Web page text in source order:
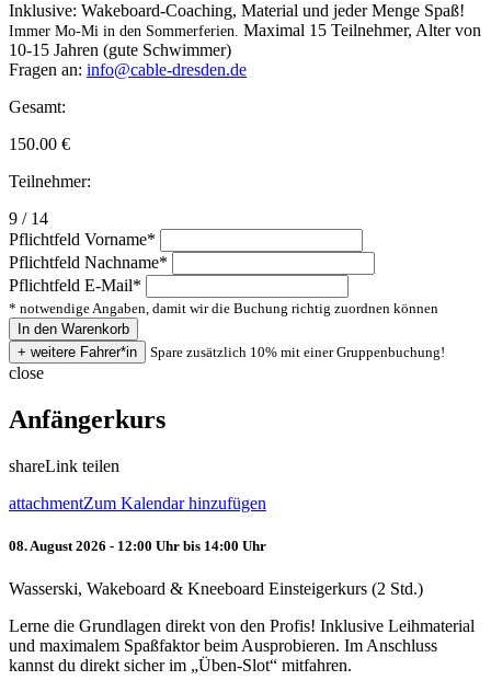
Inklusive: Wakeboard-Coaching, Material und jeder Menge Spaß!
Immer Mo-Mi in den Sommerferien. Maximal 15 Teilnehmer, Alter von
10-15 Jahren (gute Schwimmer)
Fragen an: info@cable-dresden.de
Gesamt:
150.00 €
Teilnehmer:
9 / 14
Pflichtfeld Vorname*
Pflichtfeld Nachname*
Pflichtfeld E-Mail*
* notwendige Angaben, damit wir die Buchung richtig zuordnen können
Spare zusätzlich 10% mit einer Gruppenbuchung!
close
Anfängerkurs
shareLink teilen
attachmentZum Kalendar hinzufügen
08. August 2026 - 12:00 Uhr bis 14:00 Uhr
Wasserski, Wakeboard & Kneeboard Einsteigerkurs (2 Std.)
Lerne die Grundlagen direkt von den Profis! Inklusive Leihmaterial
und maximalem Spaßfaktor beim Ausprobieren. Im Anschluss
kannst du direkt sicher im „Üben-Slot“ mitfahren.